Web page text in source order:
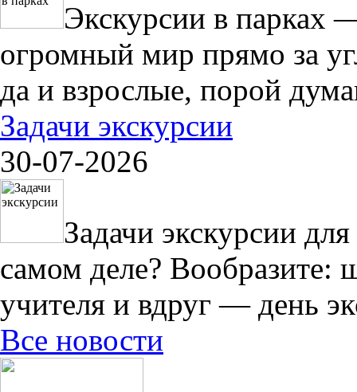
Экскурсии в парках
огромный мир прямо за
да и взрослые, порой
Задачи экскурсии
30-07-2026
Задачи экскурсии
самом деле? Вообразите:
учителя и вдруг — день
Все новости